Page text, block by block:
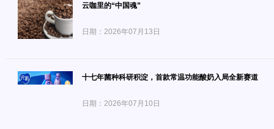
云咖里的“中国魂”
日期：2026年07月13日
十七年菌种科研积淀，首款常温功能酸奶入局全新赛道
日期：2026年07月10日